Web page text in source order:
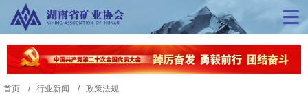
首页 行业新闻 政策法规